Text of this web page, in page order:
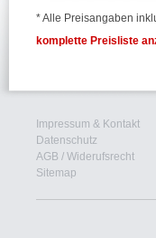
* Alle Preisangaben
komplette Preisliste
Impressum & Kontakt
Datenschutz
AGB / Widerufsrecht
Sitemap